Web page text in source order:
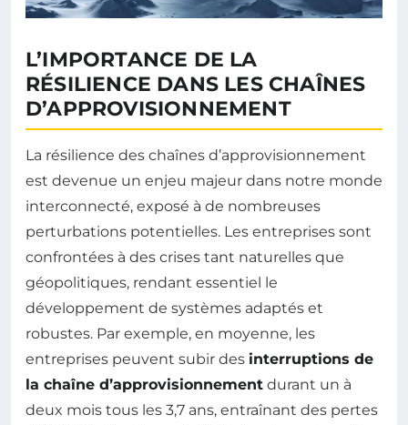
L’IMPORTANCE DE LA
RÉSILIENCE DANS LES CHAÎNES
D’APPROVISIONNEMENT
La résilience des chaînes d’approvisionnement
est devenue un enjeu majeur dans notre monde
interconnecté, exposé à de nombreuses
perturbations potentielles. Les entreprises sont
confrontées à des crises tant naturelles que
géopolitiques, rendant essentiel le
développement de systèmes adaptés et
robustes. Par exemple, en moyenne, les
entreprises peuvent subir des interruptions de
la chaîne d’approvisionnement durant un à
deux mois tous les 3,7 ans, entraînant des pertes